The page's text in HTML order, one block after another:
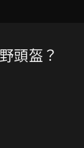
頭盔？